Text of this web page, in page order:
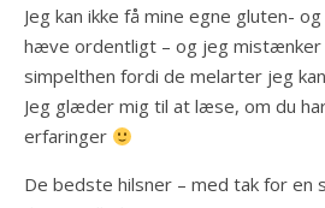
Jeg kan ikke få mine egne gluten-
hæve ordentligt – og jeg mistænker
simpelthen fordi de melarter jeg
Jeg glæder mig til at læse, om du
erfaringer
De bedste hilsner – med tak for en